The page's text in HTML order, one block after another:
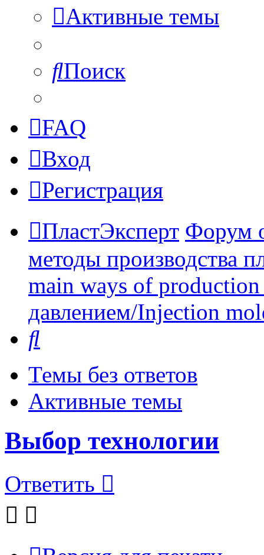
Активные темы
Поиск
FAQ
Вход
Регистрация
ПластЭксперт Форум
методы производства
main ways of
давлением/Injection
Темы без ответов
Активные темы
Выбор технологии
Ответить